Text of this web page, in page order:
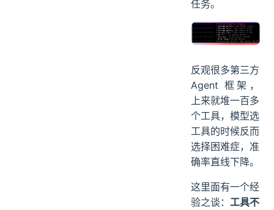
任务。
反观很多第三方
Agent 框架，
上来就堆一百多
个工具，模型选
工具的时候反而
选择困难症，准
确率直线下降。
这里面有一个经
验之谈： 工具不